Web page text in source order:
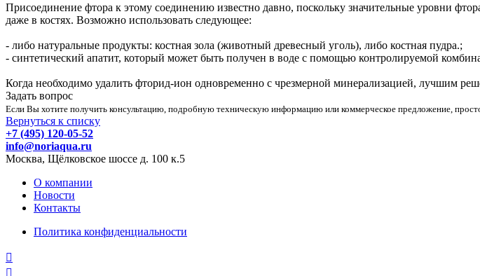
Присоединение фтора к этому соединению известно давно, поскольку значительные уровни
даже в костях. Возможно использовать следующее:
- либо натуральные продукты: костная зола (животный древесный уголь), либо костная пудра.;
- синтетический апатит, который может быть получен в воде с помощью контролируемой
Когда необходимо удалить фторид-ион одновременно с чрезмерной минерализацией, лучшим
Задать вопрос
Если Вы хотите получить консультацию, подробную техническую информацию или коммерческое предложение,
Вернуться к списку
+7 (495) 120-05-52
info@noriaqua.ru
Москва, Щёлковское шоссе д. 100 к.5
О компании
Новости
Контакты
Политика конфиденциальности